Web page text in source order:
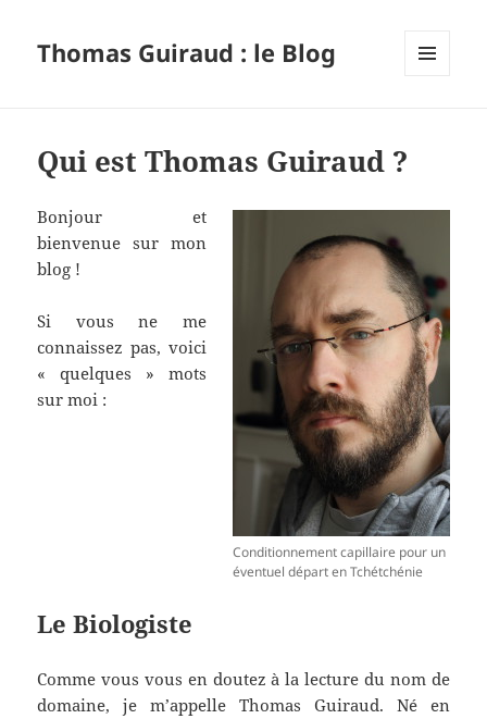
Thomas Guiraud : le Blog
Qui est Thomas Guiraud ?
Conditionnement capillaire pour un
éventuel départ en Tchétchénie
Bonjour et
bienvenue sur mon
blog !
Si vous ne me
connaissez pas, voici
« quelques » mots
sur moi :
Le Biologiste
Comme vous vous en doutez à la lecture du nom de
domaine, je m’appelle Thomas Guiraud. Né en